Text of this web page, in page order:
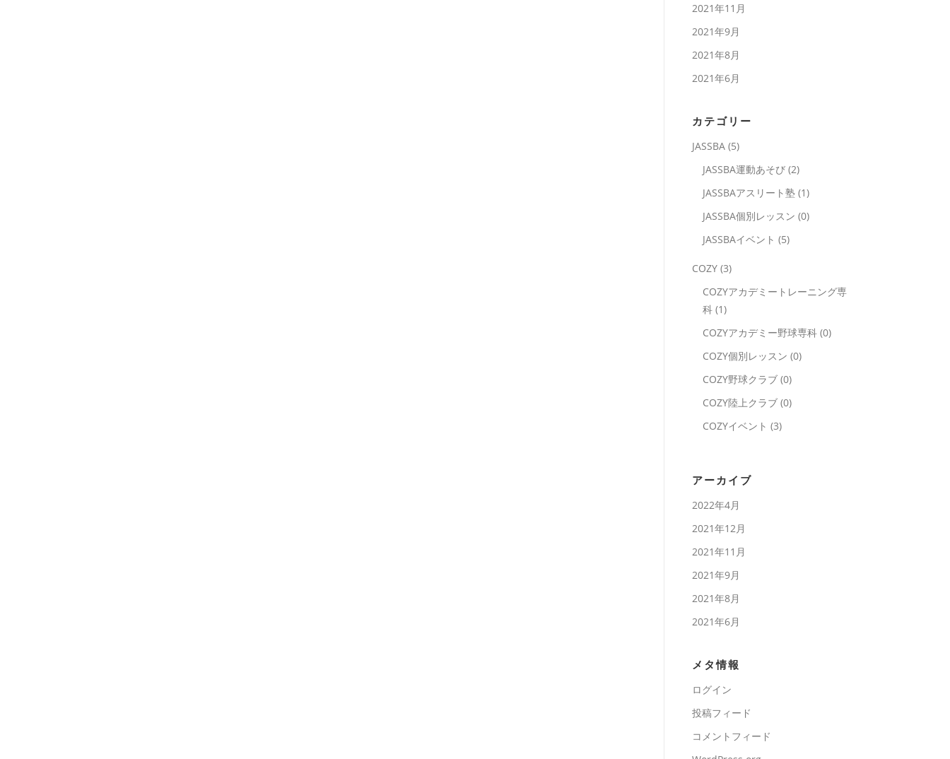
2021年11月
2021年9月
2021年8月
2021年6月
カテゴリー
JASSBA (5)
JASSBA運動あそび (2)
JASSBAアスリート塾 (1)
JASSBA個別レッスン (0)
JASSBAイベント (5)
COZY (3)
COZYアカデミートレーニング専
科 (1)
COZYアカデミー野球専科 (0)
COZY個別レッスン (0)
COZY野球クラブ (0)
COZY陸上クラブ (0)
COZYイベント (3)
アーカイブ
2022年4月
2021年12月
2021年11月
2021年9月
2021年8月
2021年6月
メタ情報
ログイン
投稿フィード
コメントフィード